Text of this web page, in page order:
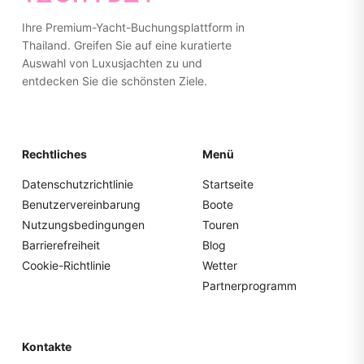
Ihre Premium-Yacht-Buchungsplattform in
Thailand. Greifen Sie auf eine kuratierte
Auswahl von Luxusjachten zu und
entdecken Sie die schönsten Ziele.
Rechtliches
Datenschutzrichtlinie
Benutzervereinbarung
Nutzungsbedingungen
Barrierefreiheit
Cookie-Richtlinie
Menü
Startseite
Boote
Touren
Blog
Wetter
Partnerprogramm
Kontakte